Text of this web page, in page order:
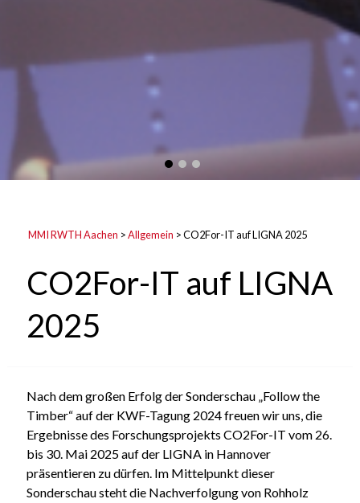
MMI RWTH Aachen >Allgemein >CO2For-IT auf LIGNA 2025
CO2For-IT auf LIGNA
2025
Nach dem großen Erfolg der Sonderschau „Follow the
Timber“ auf der KWF-Tagung 2024 freuen wir uns, die
Ergebnisse des Forschungsprojekts CO2For-IT vom 26.
bis 30. Mai 2025 auf der LIGNA in Hannover
präsentieren zu dürfen. Im Mittelpunkt dieser
Sonderschau steht die Nachverfolgung von Rohholz